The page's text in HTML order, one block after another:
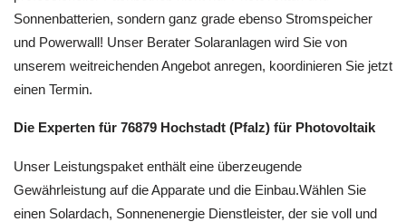
Sonnenbatterien, sondern ganz grade ebenso Stromspeicher
und Powerwall! Unser Berater Solaranlagen wird Sie von
unserem weitreichenden Angebot anregen, koordinieren Sie jetzt
einen Termin.
Die Experten für 76879 Hochstadt (Pfalz) für Photovoltaik
Unser Leistungspaket enthält eine überzeugende
Gewährleistung auf die Apparate und die Einbau.Wählen Sie
einen Solardach, Sonnenenergie Dienstleister, der sie voll und